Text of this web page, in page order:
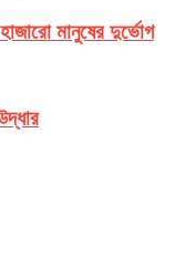
মানুষের দুর্ভোগ